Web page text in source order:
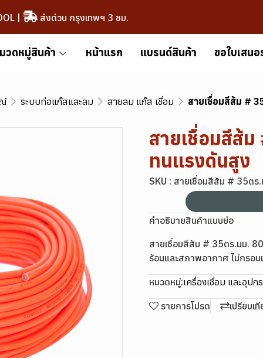
| ส่งด่วน กรุงเทพฯ 3 ชม.
วดหมู่สินค้า หน้าแรก แบรนด์สินค้า ขอใบเสนอ
ระบบท่อแก๊สและลม สายลม แก๊ส เชื่อม สายเชื่อมสีส้ม #
สายเชื่อมสีส้
ทนแรงดันสูง
SKU : สายเชื่อมสีส้ม # 35ตร
คำอธิบายสินค้าแบบย่อ
สายเชื่อมสีส้ม # 35ตร.มม.
ร้อนและสภาพอากาศ ไม่กรอ
หมวดหมู่:เครื่องเชื่อม และอุป
รายการโปรด เปรียบเ